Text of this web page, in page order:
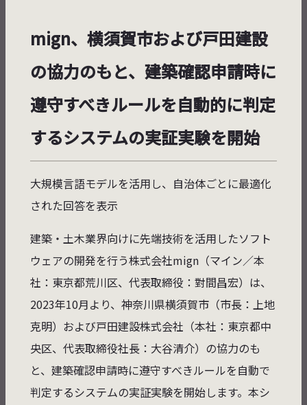
mign、横須賀市および戸田建設
の協力のもと、建築確認申請時に
遵守すべきルールを自動的に判定
するシステムの実証実験を開始
大規模言語モデルを活用し、自治体ごとに最適化
された回答を表示
建築・土木業界向けに先端技術を活用したソフト
ウェアの開発を行う株式会社mign（マイン／本
社：東京都荒川区、代表取締役：對間昌宏）は、
2023年10月より、神奈川県横須賀市（市長：上地
克明）および戸田建設株式会社（本社：東京都中
央区、代表取締役社長：大谷清介）の協力のも
と、建築確認申請時に遵守すべきルールを自動で
判定するシステムの実証実験を開始します。本シ